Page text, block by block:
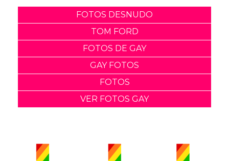
FOTOS DESNUDO
TOM FORD
FOTOS DE GAY
GAY FOTOS
FOTOS
VER FOTOS GAY